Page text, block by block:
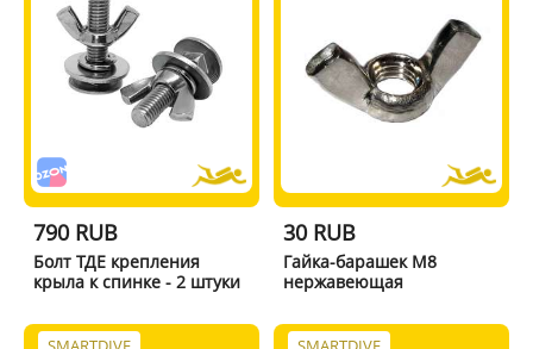
790 RUB
Болт ТДЕ крепления
крыла к спинке - 2 штуки
30 RUB
Гайка-барашек М8
нержавеющая